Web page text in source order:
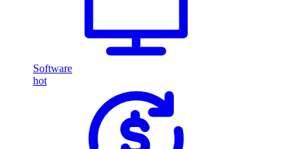
Software
hot